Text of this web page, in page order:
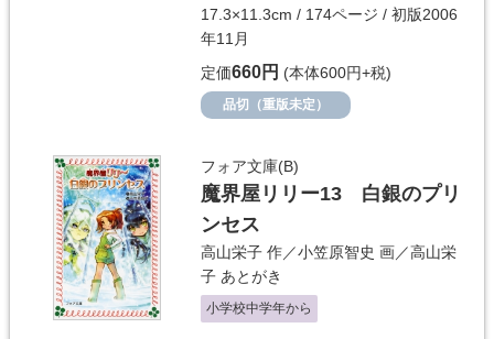
17.3×11.3cm / 174ページ / 初版2006
年11月
定価660円 (本体600円+税)
品切（重版未定）
フォア文庫(B)
魔界屋リリー13 白銀のプリ
ンセス
高山栄子 作／小笠原智史 画／高山栄
子 あとがき
小学校中学年から